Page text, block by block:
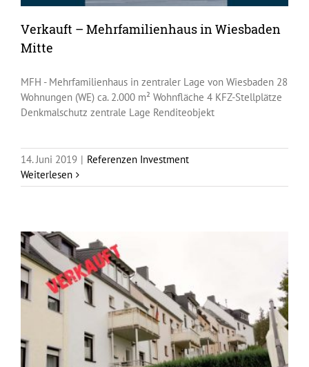
Verkauft – Mehrfamilienhaus in Wiesbaden
Mitte
MFH - Mehrfamilienhaus in zentraler Lage von Wiesbaden 28
Wohnungen (WE) ca. 2.000 m² Wohnfläche 4 KFZ-Stellplätze
Denkmalschutz zentrale Lage Renditeobjekt
14. Juni 2019 | Referenzen Investment
Weiterlesen